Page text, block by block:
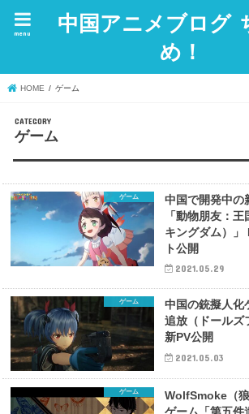
中国アニメブログ
め！
menu
HOME ゲーム
ゲーム
ゲーム
中国で開発中の
「動物朋友：
キングダム）」
ト公開
2021.05.29
ゲーム
中国の銃擬人化
追放（ドールズ
新PV公開
2021.05.03
ゲーム
WolfSmoke（
ゲーム「第五件